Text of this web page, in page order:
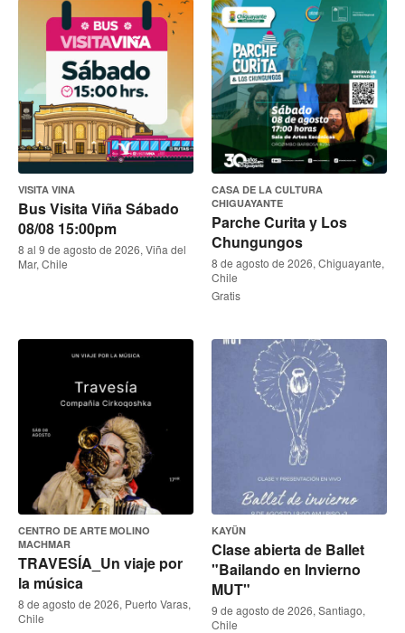
VISITA VINA
Bus Visita Viña Sábado
08/08 15:00pm
8 al 9 de agosto de 2026, Viña del
Mar, Chile
CASA DE LA CULTURA
CHIGUAYANTE
Parche Curita y Los
Chungungos
8 de agosto de 2026, Chiguayante,
Chile
Gratis
CENTRO DE ARTE MOLINO
MACHMAR
TRAVESÍA_Un viaje por
la música
8 de agosto de 2026, Puerto Varas,
Chile
KAYÜN
Clase abierta de Ballet
"Bailando en Invierno
MUT"
9 de agosto de 2026, Santiago,
Chile